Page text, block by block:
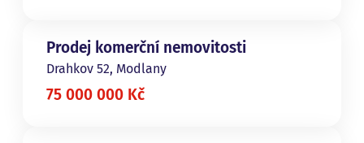
Prodej komerční nemovitosti
Drahkov 52, Modlany
75 000 000 Kč